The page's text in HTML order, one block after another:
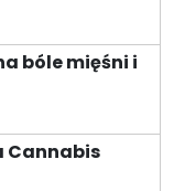
bóle mięśni i
Cannabis